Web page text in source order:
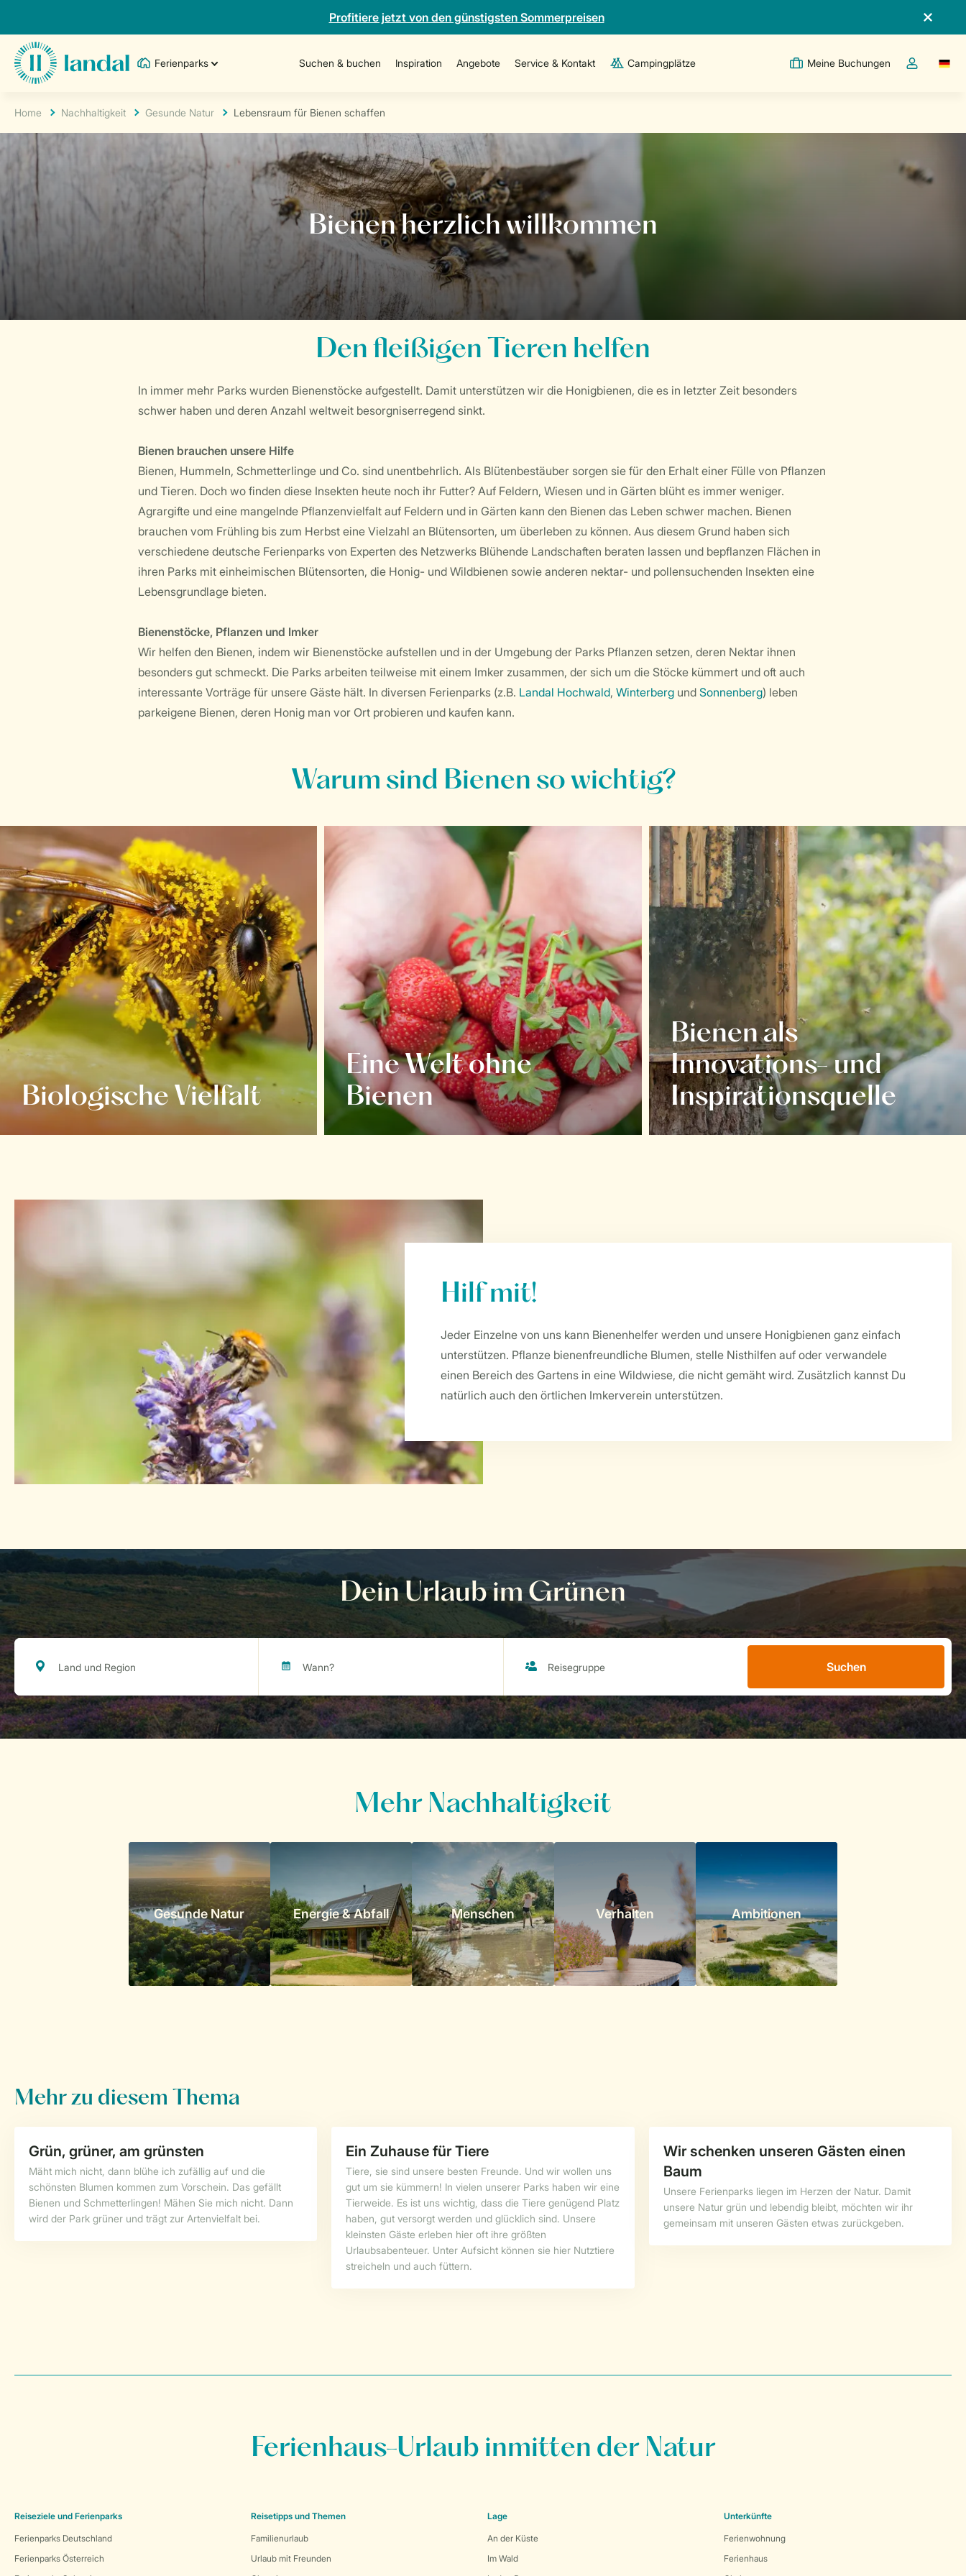
Profitiere jetzt von den günstigsten Sommerpreisen
Ferienparks Suchen & buchen Inspiration Angebote Service & Kontakt Campingplätze Meine Buchungen
Dropdown-
Home Nachhaltigkeit Gesunde Natur Lebensraum für Bienen schaffen
Den fleißigen Tieren helfen
In immer mehr Parks wurden Bienenstöcke aufgestellt. Damit unterstützen wir die Honigbienen, die es in letzter Zeit besonders
schwer haben und deren Anzahl weltweit besorgniserregend sinkt.
Bienen brauchen unsere Hilfe
Bienen, Hummeln, Schmetterlinge und Co. sind unentbehrlich. Als Blütenbestäuber sorgen sie für den Erhalt einer Fülle von Pflanzen
und Tieren. Doch wo finden diese Insekten heute noch ihr Futter? Auf Feldern, Wiesen und in Gärten blüht es immer weniger.
Agrargifte und eine mangelnde Pflanzenvielfalt auf Feldern und in Gärten kann den Bienen das Leben schwer machen. Bienen
brauchen vom Frühling bis zum Herbst eine Vielzahl an Blütensorten, um überleben zu können. Aus diesem Grund haben sich
verschiedene deutsche Ferienparks von Experten des Netzwerks Blühende Landschaften beraten lassen und bepflanzen Flächen in
ihren Parks mit einheimischen Blütensorten, die Honig- und Wildbienen sowie anderen nektar- und pollensuchenden Insekten eine
Lebensgrundlage bieten.
Bienenstöcke, Pflanzen und Imker
Wir helfen den Bienen, indem wir Bienenstöcke aufstellen und in der Umgebung der Parks Pflanzen setzen, deren Nektar ihnen
besonders gut schmeckt. Die Parks arbeiten teilweise mit einem Imker zusammen, der sich um die Stöcke kümmert und oft auch
interessante Vorträge für unsere Gäste hält. In diversen Ferienparks (z.B. Landal Hochwald, Winterberg und Sonnenberg) leben
parkeigene Bienen, deren Honig man vor Ort probieren und kaufen kann.
Warum sind Bienen so wichtig?
Biologische Vielfalt
Eine Welt ohne
Bienen
Bienen als
Innovations- und
Inspirationsquelle
Hilf mit!
Jeder Einzelne von uns kann Bienenhelfer werden und unsere Honigbienen ganz einfach
unterstützen. Pflanze bienenfreundliche Blumen, stelle Nisthilfen auf oder verwandele
einen Bereich des Gartens in eine Wildwiese, die nicht gemäht wird. Zusätzlich kannst Du
natürlich auch den örtlichen Imkerverein unterstützen.
Dein Urlaub im Grünen
Suchen
Mehr Nachhaltigkeit
Gesunde Natur Energie & Abfall Menschen Verhalten Ambitionen
Mehr zu diesem Thema
Grün, grüner, am grünsten
Mäht mich nicht, dann blühe ich zufällig auf und die
schönsten Blumen kommen zum Vorschein. Das gefällt
Bienen und Schmetterlingen! Mähen Sie mich nicht. Dann
wird der Park grüner und trägt zur Artenvielfalt bei.
Ein Zuhause für Tiere
Tiere, sie sind unsere besten Freunde. Und wir wollen uns
gut um sie kümmern! In vielen unserer Parks haben wir eine
Tierweide. Es ist uns wichtig, dass die Tiere genügend Platz
haben, gut versorgt werden und glücklich sind. Unsere
kleinsten Gäste erleben hier oft ihre größten
Urlaubsabenteuer. Unter Aufsicht können sie hier Nutztiere
streicheln und auch füttern.
Wir schenken unseren Gästen einen
Baum
Unsere Ferienparks liegen im Herzen der Natur. Damit
unsere Natur grün und lebendig bleibt, möchten wir ihr
gemeinsam mit unseren Gästen etwas zurückgeben.
Ferienhaus-Urlaub inmitten der Natur
Reiseziele und Ferienparks
Ferienparks Deutschland
Ferienparks Österreich
Reisetipps und Themen
Familienurlaub
Urlaub mit Freunden
Lage
An der Küste
Im Wald
Unterkünfte
Ferienwohnung
Ferienhaus